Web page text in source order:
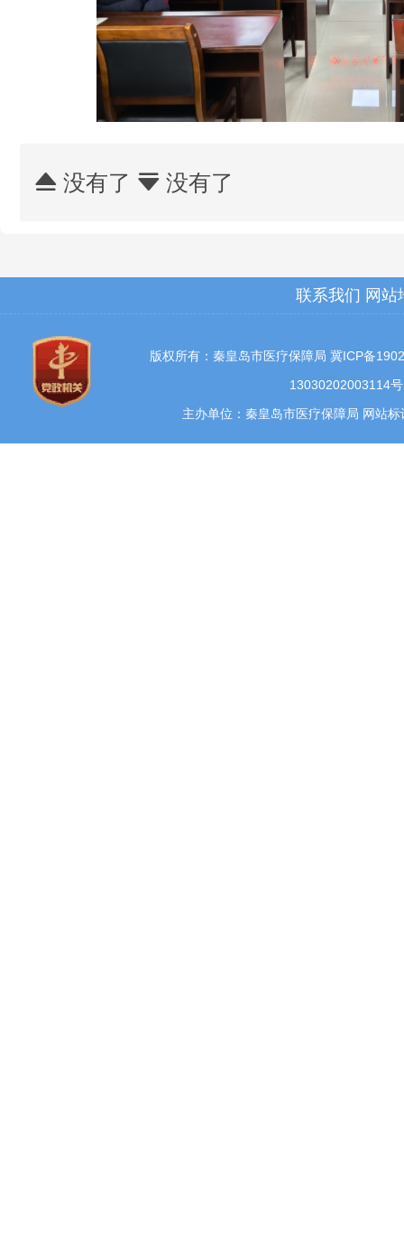
 没有了  没有了
联系我们 网站
版权所有：秦皇岛市医疗保障局 冀ICP备
13030202003114号
主办单位：秦皇岛市医疗保障局 网站